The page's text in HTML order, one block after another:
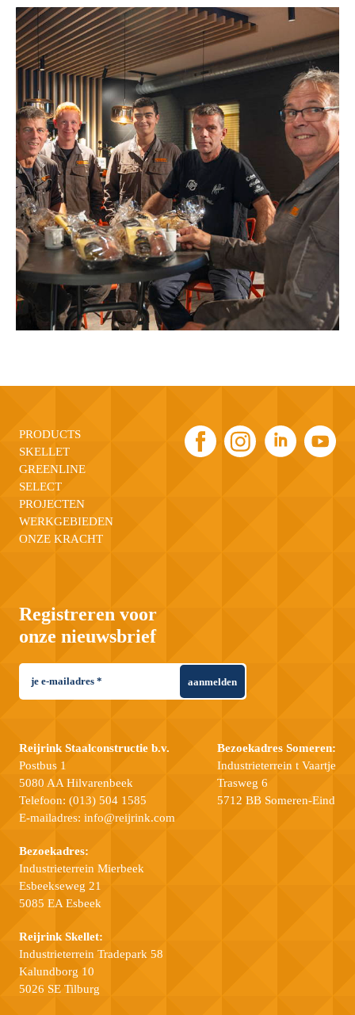
PRODUCTS
SKELLET
GREENLINE
SELECT
PROJECTEN
WERKGEBIEDEN
ONZE KRACHT
Registreren voor
onze nieuwsbrief
aanmelden
Reijrink Staalconstructie b.v.
Postbus 1
5080 AA Hilvarenbeek
Telefoon: (013) 504 1585
E-mailadres: info@reijrink.com
Bezoekadres:
Industrieterrein Mierbeek
Esbeekseweg 21
5085 EA Esbeek
Bezoekadres Someren:
Industrieterrein t Vaartje
Trasweg 6
5712 BB Someren-Eind
Reijrink Skellet:
Industrieterrein Tradepark 58
Kalundborg 10
5026 SE Tilburg